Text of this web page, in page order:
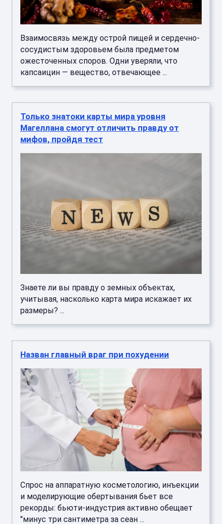
Взаимосвязь между острой пищей и сердечно-
сосудистым здоровьем была предметом
ожесточенных споров. Одни уверяли, что
капсаицин — вещество, отвечающее ...
Только знатоки карты мира уровня
Магеллана смогут отличить правду от
мифов, пройдя тест
Знаете ли вы правду о земных объектах,
учитывая, насколько карта мира искажает их
размеры? ...
Назван главный враг при похудении
Спрос на аппаратную косметологию, инъекции
и моделирующие обертывания бьет все
рекорды: бьюти-индустрия активно обещает
"минус три сантиметра за сеан ...